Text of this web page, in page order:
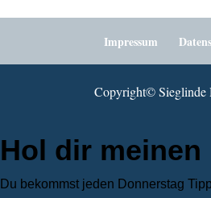
Impressum
Copyright©️ Sieglinde
Hol dir meinen
Du bekommst jeden Donnerstag